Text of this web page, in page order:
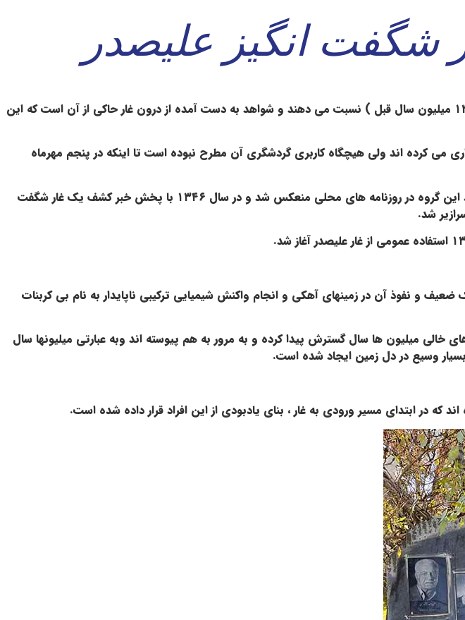
شگفت انگیز علیصدر
زمین شناسان قدمت سنگ های این کوه را به دوران دوم زمین شناسی یعنی دوره ژوراسیک ( ۱۹۰ تا ۱۳۶ میلیون سال قبل ) نسبت می دهند و شواهد به دست آمده از درون غار حاکی از آن است که این
می کرده اند ولی هیچگاه کاربری گردشگری آن مطرح نبوده است تا اینکه در پنجم مهرماه
این عده توانستند با وسائل ابتدایی مانند چراغ دستی و تیوب مقداری در درون غار پیشروی کنند. بازدید این گروه در روزنامه های محلی منعکس شد و در سال ۱۳۴۶ با پخش خبر کشف یک غار شگفت
شد.
و نفوذ آن در زمینهای آهکی و انجام واکنش شیمیایی ترکیبی ناپایدار به نام بی کربنات
میلیون ها سال گسترش پیدا کرده و به مرور به هم پیوسته اند وبه عبارتی میلیونها سال
وسیع در دل زمین ایجاد شده است.
در ابتداي مسير ورودي به غار ، بناي يادبودي از اين افراد قرار داده شده است.